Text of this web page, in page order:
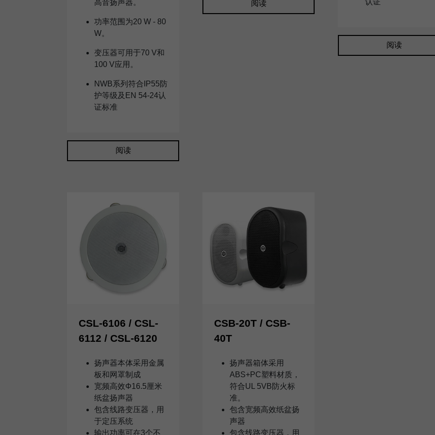
高音扬声器。
功率范围为20 W - 80
W。
变压器可用于70 V和
100 V应用。
NWB系列符合IP55防
护等级及EN 54-24认
证标准
阅读
阅读
阅读
CSL-6106 / CSL-
6112 / CSL-6120
扬声器本体采用金属
板和网罩制成
宽频高效Φ16.5厘米
纸盆扬声器
包含线路变压器，用
于定压系统
输出功率可在3个不
CSB-20T / CSB-
40T
扬声器箱体采用
ABS+PC塑料材质，
符合UL 5VB防火标
准。
包含宽频高效纸盆扬
声器
包含线路变压器，用